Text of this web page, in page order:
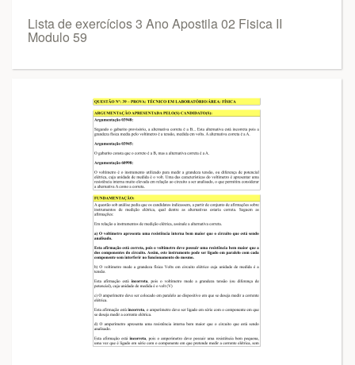
Lista de exercícios 3 Ano Apostila 02 Fisica II
Modulo 59